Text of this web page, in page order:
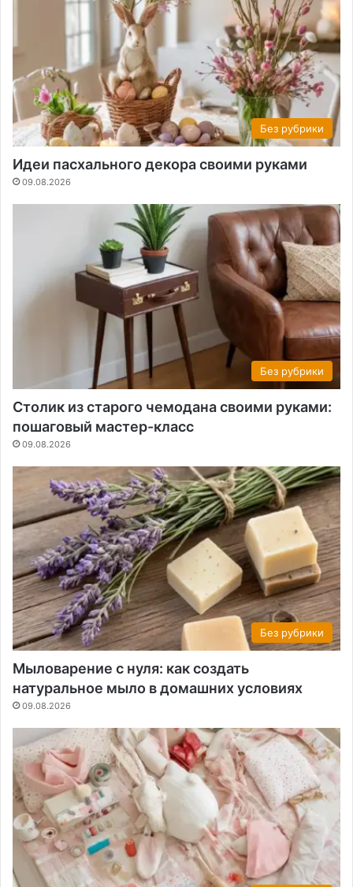
Без рубрики
Идеи пасхального декора своими руками
09.08.2026
Без рубрики
Столик из старого чемодана своими руками:
пошаговый мастер-класс
09.08.2026
Без рубрики
Мыловарение с нуля: как создать
натуральное мыло в домашних условиях
09.08.2026